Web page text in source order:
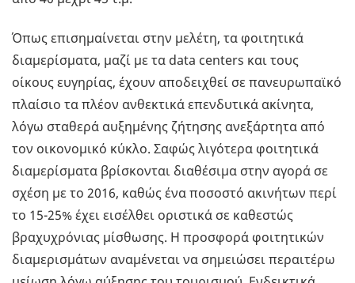
Όπως επισημαίνεται στην μελέτη, τα φοιτητικά
διαμερίσματα, μαζί με τα data centers και τους
οίκους ευγηρίας, έχουν αποδειχθεί σε πανευρωπαϊκό
πλαίσιο τα πλέον ανθεκτικά επενδυτικά ακίνητα,
λόγω σταθερά αυξημένης ζήτησης ανεξάρτητα από
τον οικονομικό κύκλο. Σαφώς λιγότερα φοιτητικά
διαμερίσματα βρίσκονται διαθέσιμα στην αγορά σε
σχέση με το 2016, καθώς ένα ποσοστό ακινήτων περί
το 15-25% έχει εισέλθει οριστικά σε καθεστώς
βραχυχρόνιας μίσθωσης. Η προσφορά φοιτητικών
διαμερισμάτων αναμένεται να σημειώσει περαιτέρω